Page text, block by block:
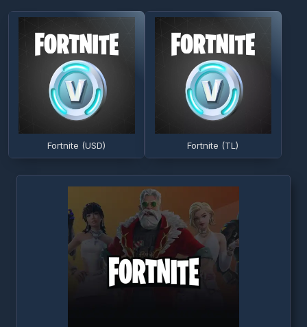
Fortnite (USD) Fortnite (TL)